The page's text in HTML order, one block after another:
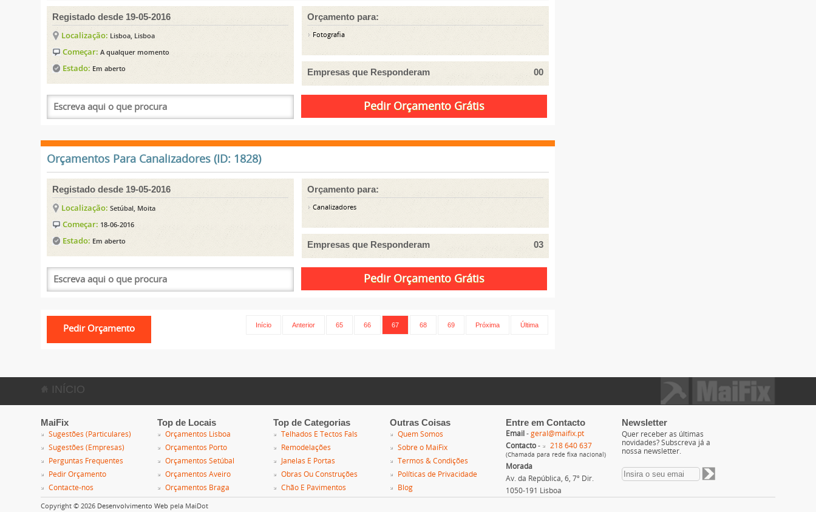
Registado desde 19-05-2016
Localização: Lisboa, Lisboa
Começar:A qualquer momento
Estado: Em aberto
Orçamento para:
Fotografia
Empresas que Responderam 00
Orçamentos Para Canalizadores (ID: 1828)
Registado desde 19-05-2016
Localização:Setúbal, Moita
Começar: 18-06-2016
Estado: Em aberto
Orçamento para:
Canalizadores
Empresas que Responderam 03
Início Anterior 65 66 67 68 69 Próxima Última
INÍCIO
MaiFix
Sugestões (Particulares)
Sugestões (Empresas)
Perguntas Frequentes
Pedir Orçamento
Contacte-nos
Top de Locais
Orçamentos Lisboa
Orçamentos Porto
Orçamentos Setúbal
Orçamentos Aveiro
Orçamentos Braga
Top de Categorias
Telhados E Tectos Fals
Remodelações
Janelas E Portas
Obras Ou Construções
Chão E Pavimentos
Outras Coisas
Quem Somos
Sobre o MaiFix
Termos & Condições
Políticas de Privacidade
Blog
Entre em Contacto
Email- geral@maifix.pt
Contacto- 218 640 637
(Chamada para rede fixa nacional)
Morada
Av. da República, 6, 7º Dir.
1050-191 Lisboa
Newsletter
Quer receber as últimas
novidades? Subscreva já a
nossa newsletter.
Copyright © 2026 Desenvolvimento Web pela MaiDot